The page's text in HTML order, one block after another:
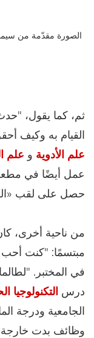
الصورة مقدّمة من
ثم، كما يقول،
القيام به وكيف
علم الأدوية و علم
عمل أيضًا في مطعم
حصل على لقب
من ناحية أخرى،
مبتسمًا: "كنت أحب
في المختبر.
درس التكنولوجيا
الجامعية ودرجة
وظائف بدت خارجة